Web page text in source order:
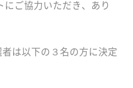
にご協力いただき、あり
は以下の３名の方に決定